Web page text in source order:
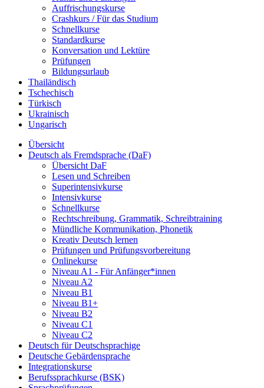
Auffrischungskurse
Crashkurs / Für das Studium
Schnellkurse
Standardkurse
Konversation und Lektüre
Prüfungen
Bildungsurlaub
Thailändisch
Tschechisch
Türkisch
Ukrainisch
Ungarisch
Übersicht
Deutsch als Fremdsprache (DaF)
Übersicht DaF
Lesen und Schreiben
Superintensivkurse
Intensivkurse
Schnellkurse
Rechtschreibung, Grammatik, Schreibtraining
Mündliche Kommunikation, Phonetik
Kreativ Deutsch lernen
Prüfungen und Prüfungsvorbereitung
Onlinekurse
Niveau A1 - Für Anfänger*innen
Niveau A2
Niveau B1
Niveau B1+
Niveau B2
Niveau C1
Niveau C2
Deutsch für Deutschsprachige
Deutsche Gebärdensprache
Integrationskurse
Berufssprachkurse (BSK)